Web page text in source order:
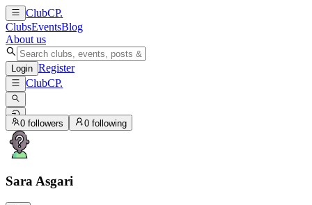
ClubCP.
ClubsEventsBlog
About us
Login Register
ClubCP.
0 followers 0following
Sara Asgari